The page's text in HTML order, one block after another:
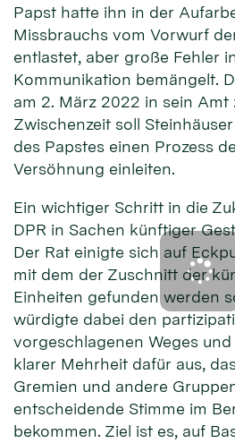
Papst hatte ihn in der
Missbrauchs vom Vorwurf
entlastet, aber große Fehler
Kommunikation bemängelt.
am 2. März 2022 in sein Amt
Zwischenzeit soll
des Papstes einen Prozess
Versöhnung einleiten.
Ein wichtiger Schritt in die
DPR in Sachen künftiger
Der Rat einigte sich auf
mit dem der Zuschnitt der
Einheiten gefunden werden
würdigte dabei den
vorgeschlagenen Weges
klarer Mehrheit dafür aus,
Gremien und andere
entscheidende Stimme im
bekommen. Ziel ist es, auf